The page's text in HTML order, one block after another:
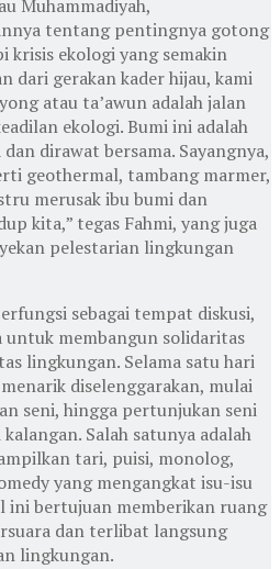
Muhammadiyah,
tentang pentingnya gotong
krisis ekologi yang semakin
dari gerakan kader hijau, kami
atau ta’awun adalah jalan
ekologi. Bumi ini adalah
dirawat bersama. Sayangnya,
geothermal, tambang marmer,
merusak ibu bumi dan
kita,” tegas Fahmi, yang juga
pelestarian lingkungan
sebagai tempat diskusi,
untuk membangun solidaritas
lingkungan. Selama satu hari
diselenggarakan, mulai
seni, hingga pertunjukan seni
Salah satunya adalah
tari, puisi, monolog,
yang mengangkat isu-isu
ini bertujuan memberikan ruang
dan terlibat langsung
lingkungan.